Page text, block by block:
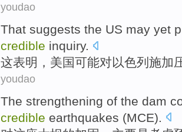
youdao
That suggests the US may yet
credible inquiry.
这表明 ， 美国可能对以色列 施加
youdao
The strengthening of the dam
credible earthquakes (MCE).